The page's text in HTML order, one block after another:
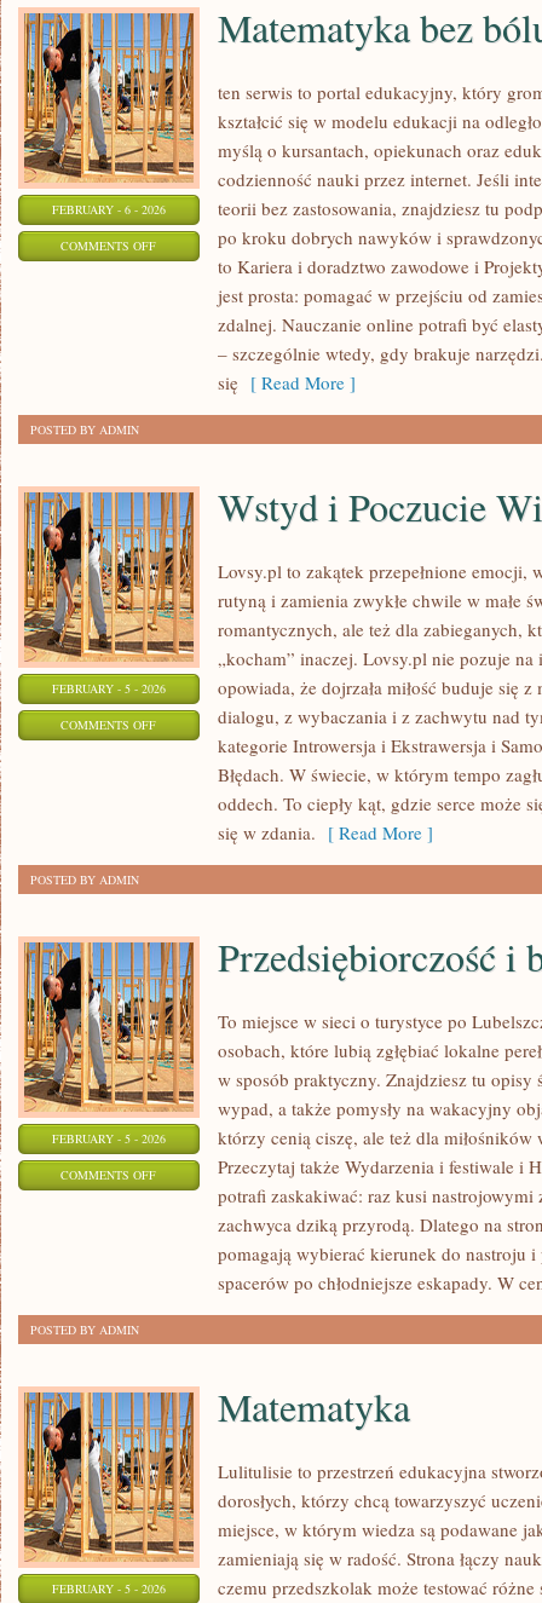
FEBRUARY - 6 - 2026
COMMENTS OFFON
MATEMATYKA
Matematyka bez
ten serwis to portal edukacyjny, który
kształcić się w modelu edukacji na
myślą o kursantach, opiekunach oraz
codzienność nauki przez internet. Jeśli
teorii bez zastosowania, znajdziesz tu
po kroku dobrych nawyków i
to Kariera i doradztwo zawodowe i
jest prosta: pomagać w przejściu od
zdalnej. Nauczanie online potrafi być
– szczególnie wtedy, gdy brakuje
się [ Read More ]
POSTED BY ADMIN
FEBRUARY - 5 - 2026
COMMENTS OFFON
Wstyd i Poczucie
Lovsy.pl to zakątek przepełnione emocji,
rutyną i zamienia zwykłe chwile w małe
romantycznych, ale też dla zabieganych,
„kocham” inaczej. Lovsy.pl nie pozuje na
opowiada, że dojrzała miłość buduje się
dialogu, z wybaczania i z zachwytu nad
kategorie Introwersja i Ekstrawersja i
Błędach. W świecie, w którym tempo
oddech. To ciepły kąt, gdzie serce może
się w zdania. [ Read More ]
POSTED BY ADMIN
FEBRUARY - 5 - 2026
COMMENTS OFFON
PRZEDSIĘBIORCZOŚĆ
Przedsiębiorczość i
To miejsce w sieci o turystyce po
osobach, które lubią zgłębiać lokalne
w sposób praktyczny. Znajdziesz tu
wypad, a także pomysły na wakacyjny
którzy cenią ciszę, ale też dla
Przeczytaj także Wydarzenia i festiwale i
potrafi zaskakiwać: raz kusi
zachwyca dziką przyrodą. Dlatego na
pomagają wybierać kierunek do nastroju
spacerów po chłodniejsze eskapady. W
POSTED BY ADMIN
FEBRUARY - 5 - 2026
Matematyka
Lulitulisie to przestrzeń edukacyjna
dorosłych, którzy chcą towarzyszyć
miejsce, w którym wiedza są podawane
zamieniają się w radość. Strona łączy
czemu przedszkolak może testować